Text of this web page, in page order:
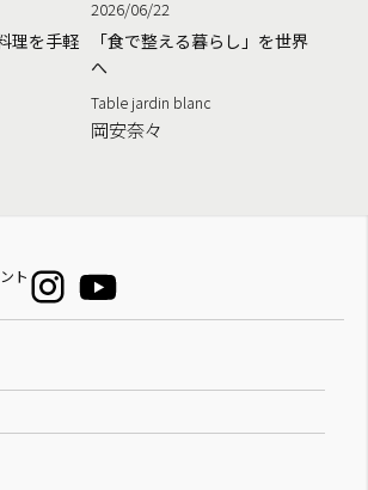
理を手軽
2026/06/22
「食で整える暮らし」を世界
へ
Table jardin blanc
岡安奈々
ト